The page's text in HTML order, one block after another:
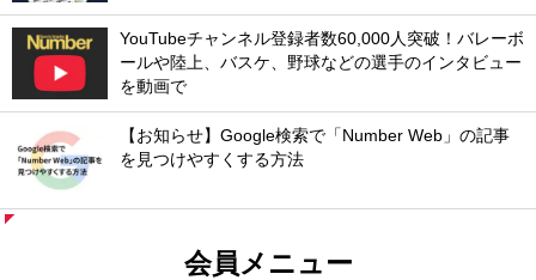
YouTubeチャンネル登録者数60,000人突破！バレーボ
ールや陸上、バスケ、野球などの選手のインタビュー
を動画で
【お知らせ】Google検索で「Number Web」の記事
を見つけやすくする方法
会員メニュー